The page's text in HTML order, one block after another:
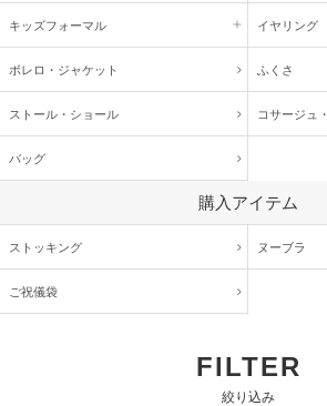
キッズフォーマル イヤリング
ボレロ・ジャケット ふくさ
ストール・ショール コサージュ・
バッグ
購入アイテム
ストッキング ヌーブラ
ご祝儀袋
FILTER
絞り込み